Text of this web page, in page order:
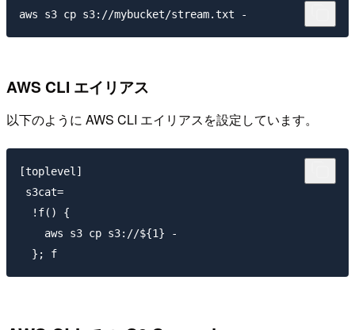
AWS CLI エイリアス
以下のように AWS CLI エイリアスを設定しています。
[toplevel]
s3cat=
  !f() {
    aws s3 cp s3://${1} -